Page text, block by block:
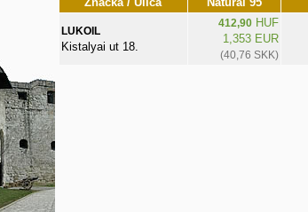
LUKOIL
Kistalyai ut 18.
412,90HUF
1,353 EUR
(40,76 SKK)